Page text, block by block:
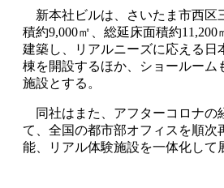
新本社ビルは、さいたま市西区
積約9,000㎡、総延床面積約
建築し、リアルニーズに応える日
棟を開設するほか、ショールーム
施設とする。
同社はまた、アフターコロナの
て、全国の都市部オフィスを順次
能、リアル体験施設を一体化して